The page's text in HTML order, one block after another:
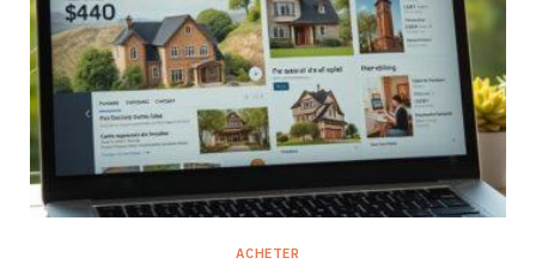
ACHETER